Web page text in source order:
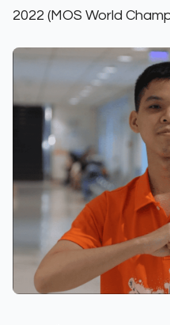
2022 (MOS World